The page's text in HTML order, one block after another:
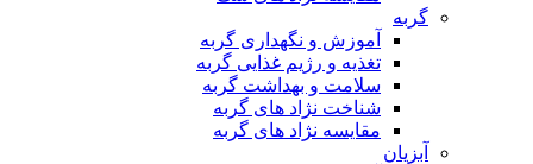
گربه
آموزش و نگهداری گربه
تغذیه و رژیم غذایی گربه
سلامت و بهداشت گربه
شناخت نژاد های گربه
مقایسه نژاد های گربه
آبزیان